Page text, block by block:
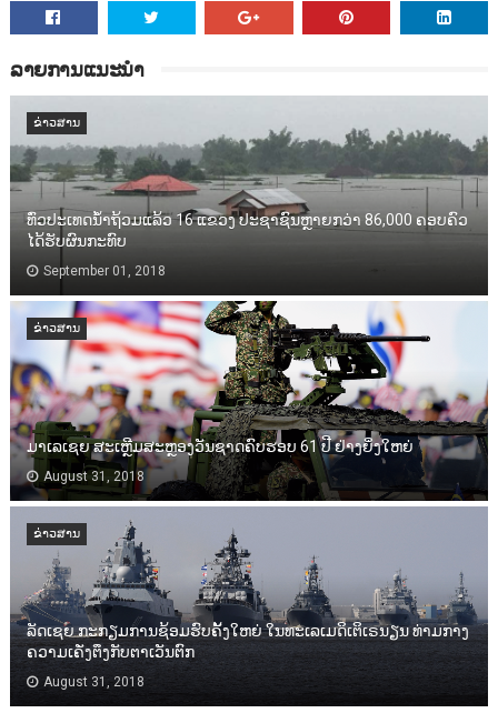
ລາຍການແນະນຳ
ຂ່າວສານ
ທົ່ວປະເທດນ້ຳຖ້ວມແລ້ວ 16 ແຂວງ ປະຊາຊົນຫຼາຍກວ່າ 86,000​ ຄອບຄົວ
ໄດ້ຮັບຜົນກະທົບ
September 01, 2018
ຂ່າວສານ
ມາເລເຊຍ ສະເຫຼີມສະຫຼອງວັນຊາດຄົບຮອບ 61 ປີ ຢ່າງຍິ່ງໃຫຍ່
August 31, 2018
ຂ່າວສານ
ລັດເຊຍ ກະກຽມການຊ້ອມຮົບຄັ້ງໃຫຍ່ ໃນທະເລເມດິເຕິເຣນຽນ ທ່າມກາງ
ຄວາມເຄັ່ງຕຶງກັບຕາເວັນຕົກ
August 31, 2018